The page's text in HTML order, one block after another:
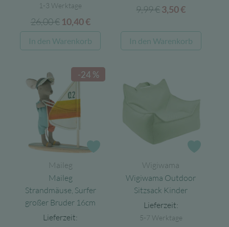
1-3 Werktage
26,00€ Ursprünglicher
Preis
war:
10,40€Aktueller
Preis
ist:
In den Warenkorb
9,99€Ursprünglicher
war:
9,99 €
3,50€Aktueller
ist:
3,50 €.
In den Warenkorb
-24 %
Maileg
Maileg
Strandmäuse, Surfer
großer Bruder 16cm
Lieferzeit:
Wigiwama
Wigiwama Outdoor
Sitzsack Kinder
Lieferzeit:
5-7 Werktage